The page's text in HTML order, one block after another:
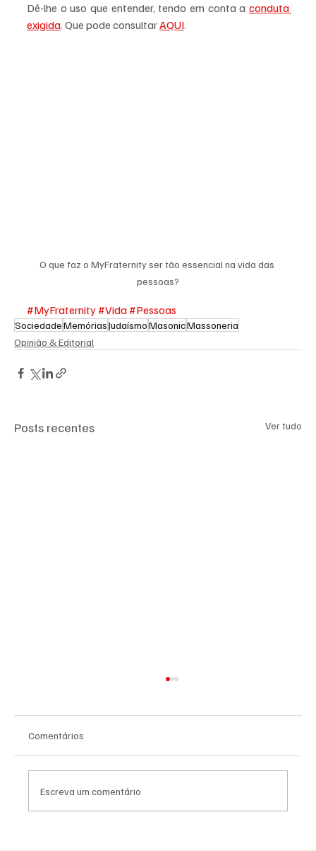
Dê-lhe o uso que entender, tendo em conta a conduta
exigida. Que pode consultar AQUI.
O que faz o MyFraternity ser tão essencial na vida das
pessoas?
#MyFraternity #Vida #Pessoas
SociedadeMemóriasJudaísmoMasonicMassoneria
Opinião & Editorial
Posts recentes Ver tudo
Comentários
Escreva um comentário